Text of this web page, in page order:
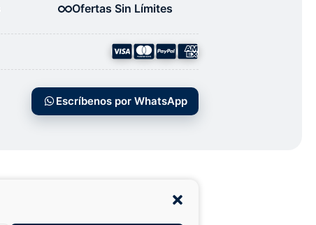
Ofertas Sin Límites
Escríbenos por WhatsApp